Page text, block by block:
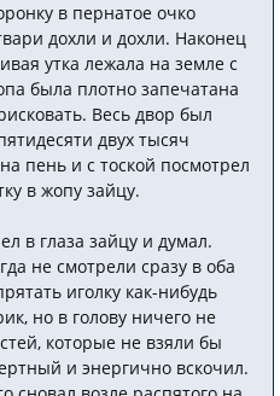
в пернатое очко
дохли и дохли. Наконец
утка лежала на земле с
была плотно запечатана
Весь двор был
двух тысяч
пень и с тоской посмотрел
в жопу зайцу.
в глаза зайцу и думал.
не смотрели сразу в оба
иголку как-нибудь
но в голову ничего не
которые не взяли бы
и энергично вскочил.